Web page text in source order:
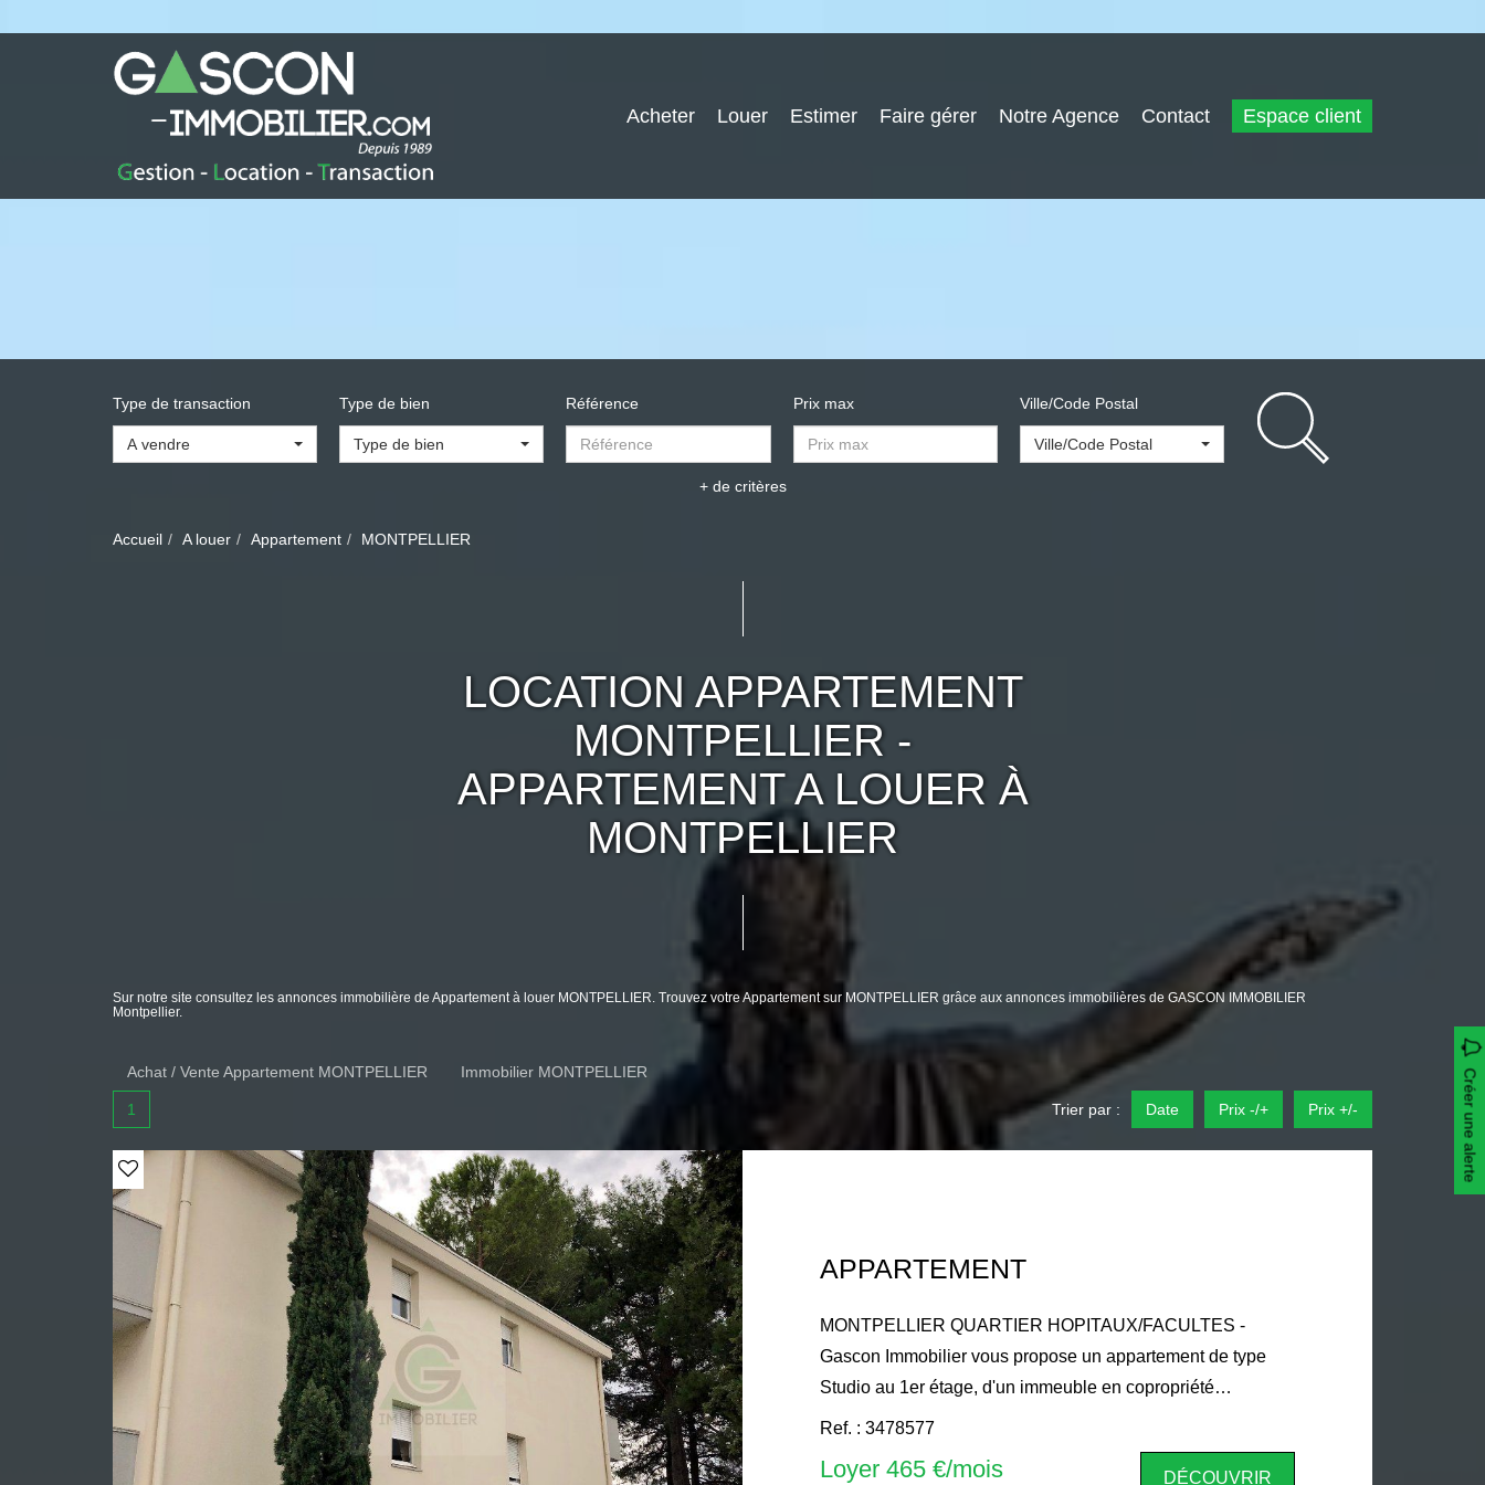
Acheter Louer Estimer Faire gérer Notre Agence Contact Espace client
Type de transaction
A vendre
Type de bien
Type de bien
Référence Prix max Ville/Code Postal
Ville/Code Postal
+ de critères
Accueil A louer Appartement MONTPELLIER
LOCATION APPARTEMENT
MONTPELLIER -
APPARTEMENT A LOUER À
MONTPELLIER
Sur notre site consultez les annonces immobilière de Appartement à louer MONTPELLIER. Trouvez votre Appartement sur MONTPELLIER grâce aux annonces immobilières de GASCON IMMOBILIER
Montpellier.
Achat / Vente Appartement MONTPELLIER Immobilier MONTPELLIER Créer une alerte
1 Trier par : Date Prix -/+ Prix +/-
APPARTEMENT
MONTPELLIER QUARTIER HOPITAUX/FACULTES -
Gascon Immobilier vous propose un appartement de type
Studio au 1er étage, d'un immeuble en copropriété
dénommée 'LE BELLINI' - 1281 avenue du Pic Saint Loup,
d'une surface habitable de : 20.24 m², composé : d'une
entrée avec placard de rangement d'un séjour avec coin
Ref. : 3478577
Loyer 465 €/mois DÉCOUVRIR